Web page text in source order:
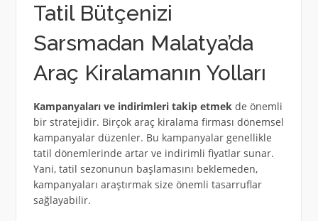
Tatil Bütçenizi
Sarsmadan Malatya’da
Araç Kiralamanın Yolları
Kampanyaları ve indirimleri takip etmekde önemli
bir stratejidir. Birçok araç kiralama firması dönemsel
kampanyalar düzenler. Bu kampanyalar genellikle
tatil dönemlerinde artar ve indirimli fiyatlar sunar.
Yani, tatil sezonunun başlamasını beklemeden,
kampanyaları araştırmak size önemli tasarruflar
sağlayabilir.